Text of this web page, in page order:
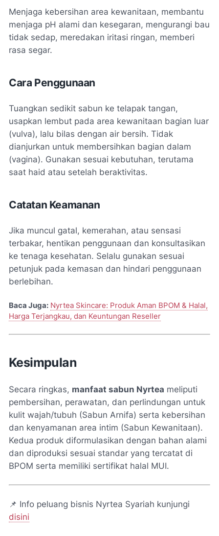
Menjaga kebersihan area kewanitaan, membantu
menjaga pH alami dan kesegaran, mengurangi bau
tidak sedap, meredakan iritasi ringan, memberi
rasa segar.
Cara Penggunaan
Tuangkan sedikit sabun ke telapak tangan,
usapkan lembut pada area kewanitaan bagian luar
(vulva), lalu bilas dengan air bersih. Tidak
dianjurkan untuk membersihkan bagian dalam
(vagina). Gunakan sesuai kebutuhan, terutama
saat haid atau setelah beraktivitas.
Catatan Keamanan
Jika muncul gatal, kemerahan, atau sensasi
terbakar, hentikan penggunaan dan konsultasikan
ke tenaga kesehatan. Selalu gunakan sesuai
petunjuk pada kemasan dan hindari penggunaan
berlebihan.
Baca Juga: Nyrtea Skincare: Produk Aman BPOM & Halal,
Harga Terjangkau, dan Keuntungan Reseller
Kesimpulan
Secara ringkas, manfaat sabun Nyrtea meliputi
pembersihan, perawatan, dan perlindungan untuk
kulit wajah/tubuh (Sabun Arnifa) serta kebersihan
dan kenyamanan area intim (Sabun Kewanitaan).
Kedua produk diformulasikan dengan bahan alami
dan diproduksi sesuai standar yang tercatat di
BPOM serta memiliki sertifikat halal MUI.
📌 Info peluang bisnis Nyrtea Syariah kunjungi
disini